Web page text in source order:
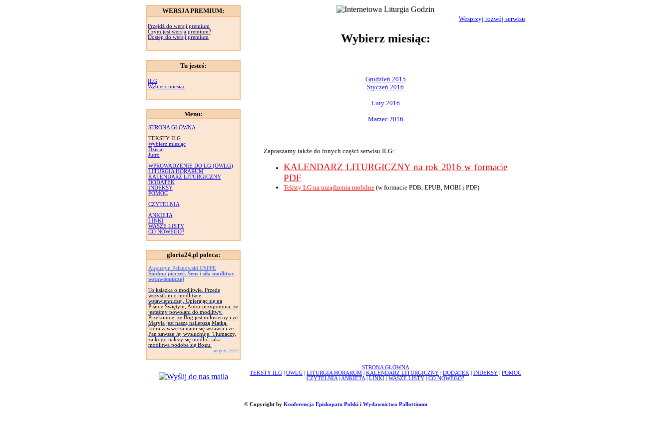
WERSJA PREMIUM:
Przejdź do wersji premium
Czym jest wersja premium?
Dostęp do wersji premium
Tu jesteś:
ILG
Wybierz miesiąc
Menu:
STRONA GŁÓWNA
TEKSTY ILG
Wybierz miesiąc
Dzisiaj
Jutro
WPROWADZENIE DO LG (OWLG)
LITURGIA HORARUM
KALENDARZ LITURGICZNY
DODATEK
INDEKSY
POMOC
CZYTELNIA
ANKIETA
LINKI
WASZE LISTY
CO NOWEGO?
gloria24.pl poleca:
Augustyn Pelanowski OSPPE
Siódma pieczęć. Sens i siła modlitwy
wstawienniczej
To książka o modlitwie. Przede
wszystkim o modlitwie
wstawienniczej. Opierając się na
Piśmie Świętym, Autor przypomina, że
jesteśmy powołani do modlitwy.
Przekonuje, że Bóg jest miłosierny i że
Maryja jest naszą najlepszą Matką,
która zawsze za nami się wstawia i że
Pan zawsze Jej wysłuchuje. Tłumaczy,
za kogo należy się modlić, jaka
modlitwa podoba się Bogu.
więcej >>>
Wesprzyj rozwój serwisu
Wybierz miesiąc:
Grudzień 2015
Styczeń 2016
Luty 2016
Marzec 2016
Zapraszamy także do innych części serwisu ILG:
KALENDARZ LITURGICZNY na rok 2016 w formacie
PDF
Teksty LG na urządzenia mobilne (w formacie PDB, EPUB, MOBI i PDF)
STRONA GŁÓWNA
TEKSTY ILG
OWLG LITURGIA HORARUM KALENDARZ LITURGICZNY DODATEK INDEKSY
POMOC
CZYTELNIA
ANKIETA LINKI WASZE LISTY CO NOWEGO?
© Copyright by Konferencja Episkopatu Polskii Wydawnictwo Pallottinum